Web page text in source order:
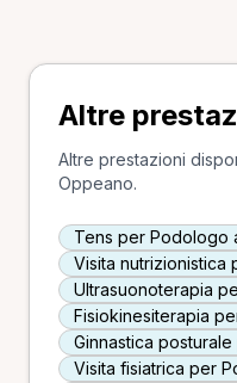
Altre
Altre prestazioni
Oppeano.
Tens per Podologo
Visita
Ultrasuonoterapia
Fisiokinesiterapia
Ginnastica
Visita fisiatrica per